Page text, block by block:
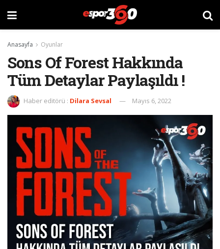
Anasayfa Oyunlar
Sons Of Forest Hakkında
Tüm Detaylar Paylaşıldı !
Haber editörü : Dilara Sevsal Mayıs 6, 2022